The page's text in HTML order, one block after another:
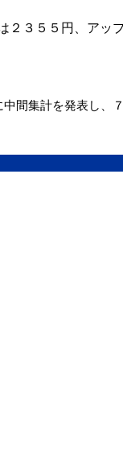
２３５５円、アッ
間集計を発表し、